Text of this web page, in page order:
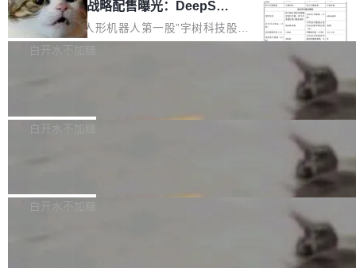
器 Prime Agent 的架构和市面上大多数 coding
agent 有本质区别。大多数 agent harness 的设
计是基于早期模型的能力—...
但它可能是主流开源项目中关于 AI 辅助贡献最
细致的一份规则。 政策的核心只有一句话：LLM
可以用来分析、提炼、审阅、建议，但不能用来
不得生成涉及安全性的关键变更，除非作者本身
宇树科技 IPO 战略配售曝光：DeepSe
ek 获配 93.3 万股，锁定 36 个月
8月6日晚间，“人形机器人第一股”宇树科技股份
有限公司披露IPO发行价格及战略配售结果，杭
36个月。 公告显示，本次宇树科技战略配售对
员工参与设立的专项资产管理计划。其中，Dee
白开水不加糖
Bug fixes and enhancements 修复多次传递同
一个回归问题，该问题导致拉取镜像时会拒绝包
白开水不加糖
e 孵化器项目管理委员会（IPMC）投票中获得
白开水不加糖